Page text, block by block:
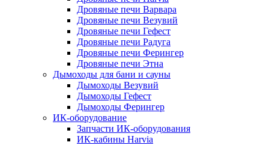
Дровяные печи Варвара
Дровяные печи Везувий
Дровяные печи Гефест
Дровяные печи Радуга
Дровяные печи Ферингер
Дровяные печи Этна
Дымоходы для бани и сауны
Дымоходы Везувий
Дымоходы Гефест
Дымоходы Ферингер
ИК-оборудование
Запчасти ИК-оборудования
ИК-кабины Harvia